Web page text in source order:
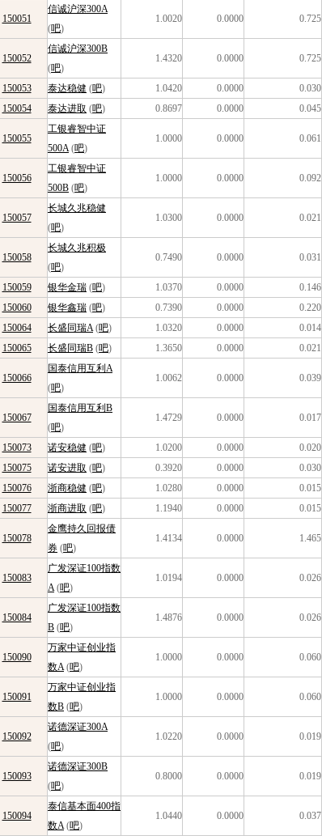
150051
信诚沪深300A
(吧)
1.0020 0.0000 0.725
150052
信诚沪深300B
(吧)
1.4320 0.0000 0.725
150053 泰达稳健 (吧) 1.0420 0.0000 0.030
150054 泰达进取 (吧) 0.8697 0.0000 0.045
150055
工银睿智中证
500A(吧)
1.0000 0.0000 0.061
150056
工银睿智中证
500B (吧)
1.0000 0.0000 0.092
150057
长城久兆稳健
(吧)
1.0300 0.0000 0.021
150058
长城久兆积极
(吧)
0.7490 0.0000 0.031
150059 银华金瑞 (吧) 1.0370 0.0000 0.146
150060 银华鑫瑞 (吧) 0.7390 0.0000 0.220
150064 长盛同瑞A(吧) 1.0320 0.0000 0.014
150065 长盛同瑞B (吧) 1.3650 0.0000 0.021
150066
国泰信用互利A
(吧)
1.0062 0.0000 0.039
150067
国泰信用互利B
(吧)
1.4729 0.0000 0.017
150073 诺安稳健 (吧) 1.0200 0.0000 0.020
150075 诺安进取 (吧) 0.3920 0.0000 0.030
150076 浙商稳健 (吧) 1.0280 0.0000 0.015
150077 浙商进取 (吧) 1.1940 0.0000 0.015
150078
金鹰持久回报债
券 (吧)
1.4134 0.0000 1.465
150083
广发深证100指数
A(吧)
1.0194 0.0000 0.026
150084
广发深证100指数
B (吧)
1.4876 0.0000 0.026
150090
万家中证创业指
数A(吧)
1.0000 0.0000 0.060
150091
万家中证创业指
数B (吧)
1.0000 0.0000 0.060
150092
诺德深证300A
(吧)
1.0220 0.0000 0.019
150093
诺德深证300B
(吧)
0.8000 0.0000 0.019
150094
泰信基本面400指
数A(吧)
1.0440 0.0000 0.037